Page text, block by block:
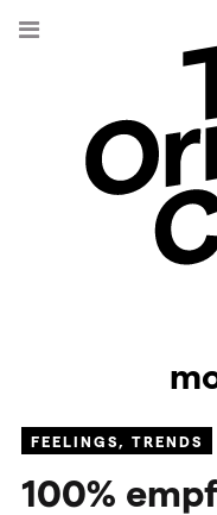
FEELINGS TRENDS
100%